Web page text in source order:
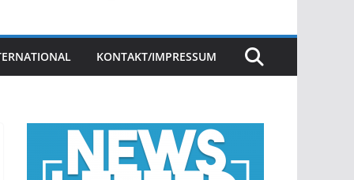
KONTAKT/IMPRESSUM